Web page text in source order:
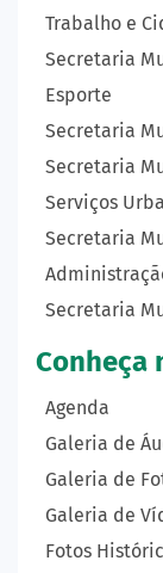
Trabalho e
Secretaria
Esporte
Secretaria
Secretaria
Serviços
Secretaria
Secretaria
Conheça
Agenda
Galeria de
Galeria de
Galeria de
Fotos